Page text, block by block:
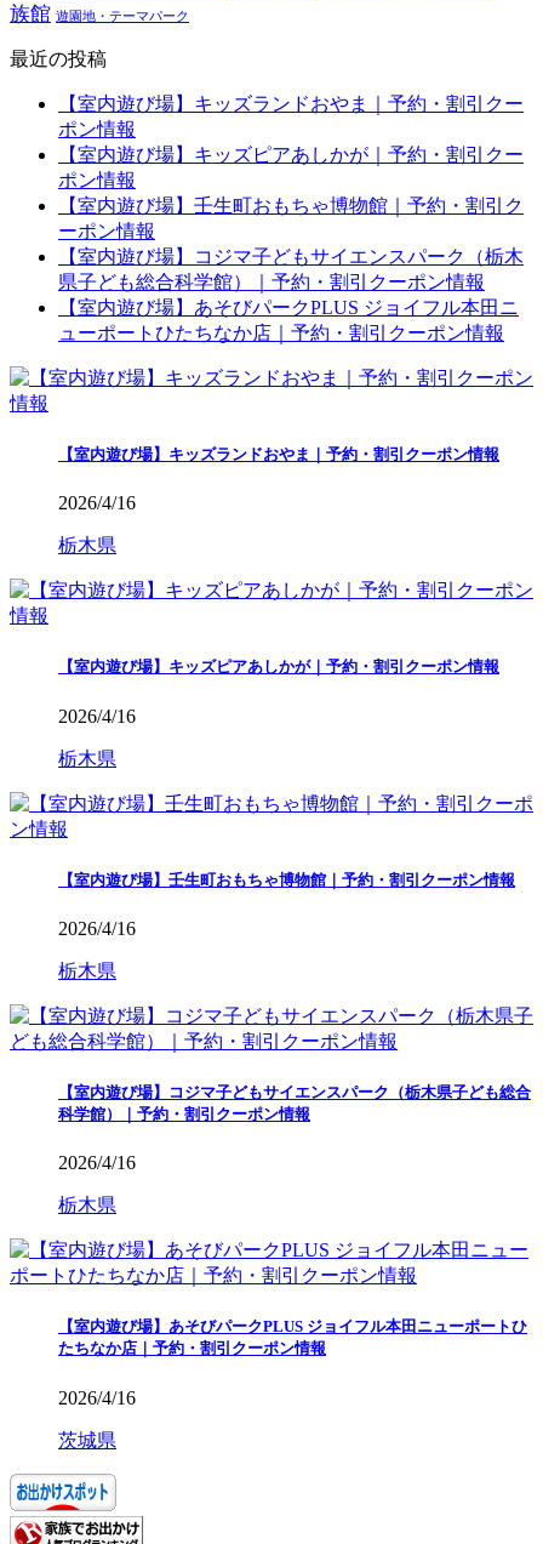
族館 遊園地・テーマパーク
最近の投稿
【室内遊び場】キッズランドおやま｜予約・割引クー
ポン情報
【室内遊び場】キッズピアあしかが｜予約・割引クー
ポン情報
【室内遊び場】壬生町おもちゃ博物館｜予約・割引ク
ーポン情報
【室内遊び場】コジマ子どもサイエンスパーク（栃木
県子ども総合科学館）｜予約・割引クーポン情報
【室内遊び場】あそびパークPLUS ジョイフル本田ニ
ューポートひたちなか店｜予約・割引クーポン情報
【室内遊び場】キッズランドおやま｜予約・割引クーポン情報
2026/4/16
栃木県
【室内遊び場】キッズピアあしかが｜予約・割引クーポン情報
2026/4/16
栃木県
【室内遊び場】壬生町おもちゃ博物館｜予約・割引クーポン情報
2026/4/16
栃木県
【室内遊び場】コジマ子どもサイエンスパーク（栃木県子ども総合
科学館）｜予約・割引クーポン情報
2026/4/16
栃木県
【室内遊び場】あそびパークPLUS ジョイフル本田ニューポートひ
たちなか店｜予約・割引クーポン情報
2026/4/16
茨城県